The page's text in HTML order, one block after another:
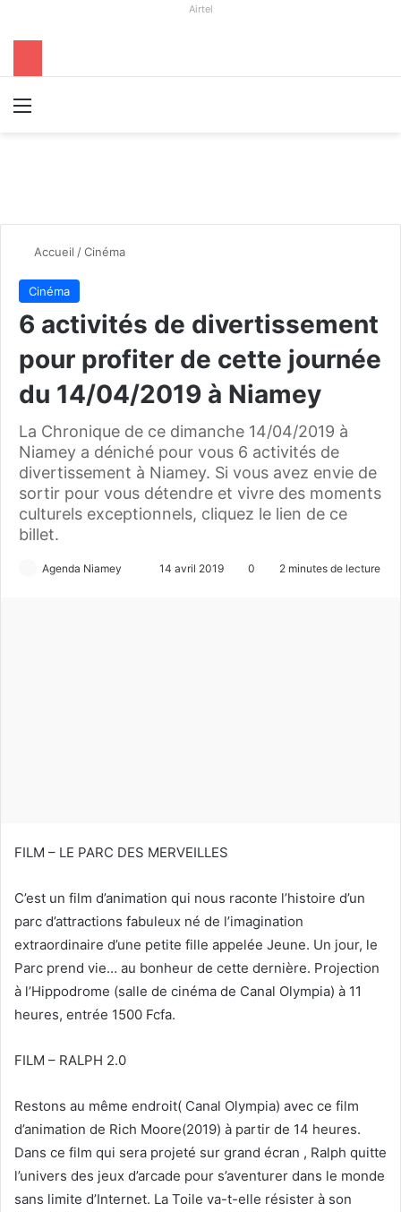
Airtel
Accueil /Cinéma
Cinéma
6 activités de divertissement
pour profiter de cette journée
du 14/04/2019 à Niamey
La Chronique de ce dimanche 14/04/2019 à
Niamey a déniché pour vous 6 activités de
divertissement à Niamey. Si vous avez envie de
sortir pour vous détendre et vivre des moments
culturels exceptionnels, cliquez le lien de ce
billet.
Agenda Niamey
r
14 avril 2019 0 2 minutes de lecture
FILM – LE PARC DES MERVEILLES
C’est un film d’animation qui nous raconte l’histoire d’un
parc d’attractions fabuleux né de l’imagination
extraordinaire d’une petite fille appelée Jeune. Un jour, le
Parc prend vie… au bonheur de cette dernière. Projection
à l’Hippodrome (salle de cinéma de Canal Olympia) à 11
heures, entrée 1500 Fcfa.
FILM – RALPH 2.0
Restons au même endroit( Canal Olympia) avec ce film
d’animation de Rich Moore(2019) à partir de 14 heures.
Dans ce film qui sera projeté sur grand écran , Ralph quitte
l’univers des jeux d’arcade pour s’aventurer dans le monde
sans limite d’Internet. La Toile va-t-elle résister à son